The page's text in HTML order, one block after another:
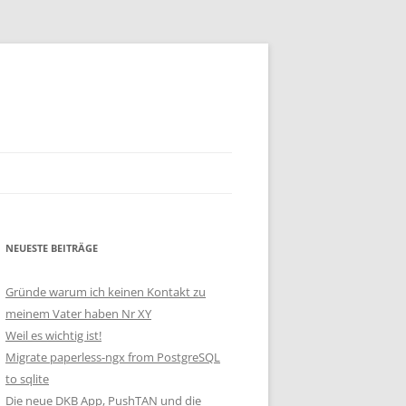
NEUESTE BEITRÄGE
Gründe warum ich keinen Kontakt zu
meinem Vater haben Nr XY
Weil es wichtig ist!
Migrate paperless-ngx from PostgreSQL
to sqlite
Die neue DKB App, PushTAN und die